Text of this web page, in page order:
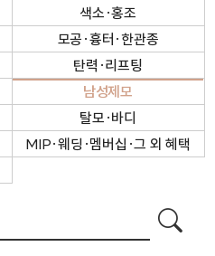
색소·홍조
모공·흉터·한관종
탄력·리프팅
남성제모
탈모·바디
MIP·웨딩·멤버십·그 외 혜택